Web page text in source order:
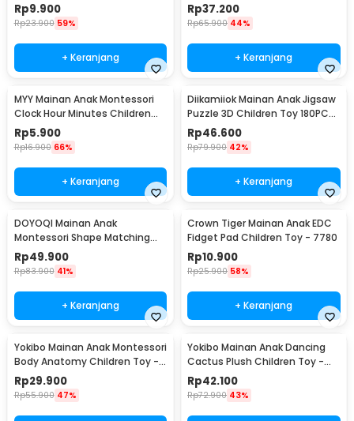
QW089
Rp9.900
Rp23.900 59%
+ Keranjang
Math - QWZ45
Rp37.200
Rp65.900 44%
+ Keranjang
MYY Mainan Anak Montessori
Clock Hour Minutes Children
Toy - SZ0916
Rp5.900
Rp16.900 66%
+ Keranjang
Diikamiiok Mainan Anak Jigsaw
Puzzle 3D Children Toy 180PCS
- QW-A004
Rp46.600
Rp79.900 42%
+ Keranjang
DOYOQI Mainan Anak
Montessori Shape Matching
Children Toy - Z0566
Rp49.900
Rp83.900 41%
+ Keranjang
Crown Tiger Mainan Anak EDC
Fidget Pad Children Toy - 7780
Rp10.900
Rp25.900 58%
+ Keranjang
Yokibo Mainan Anak Montessori
Body Anatomy Children Toy -
DD232
Rp29.900
Rp55.900 47%
Yokibo Mainan Anak Dancing
Cactus Plush Children Toy -
N436
Rp42.100
Rp72.900 43%